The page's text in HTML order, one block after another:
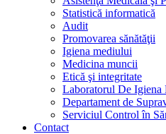
Statistică informatică
Audit
Promovarea sănătăţii
Igiena mediului
Medicina muncii
Etică şi integritate
Laboratorul De Igiena
Departament de
Serviciul Control în
Contact